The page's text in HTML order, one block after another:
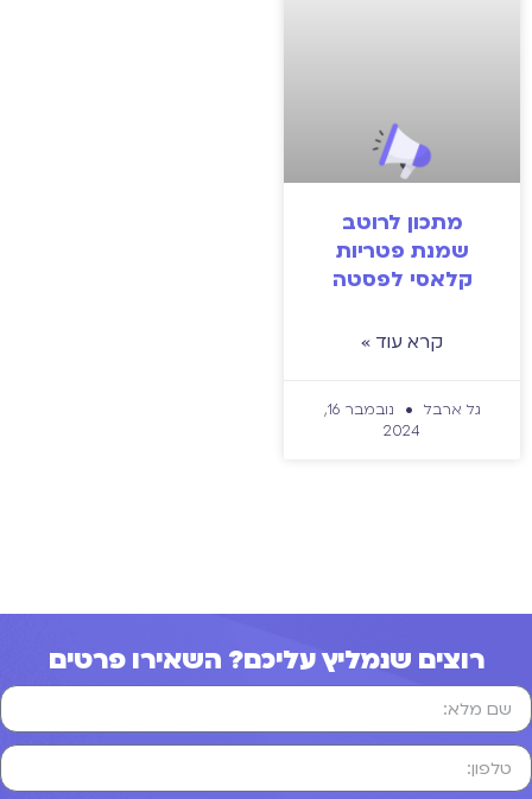
מתכון לרוטב
שמנת פטריות
קלאסי לפסטה
קרא עוד »
גל ארבל
נובמבר 16,
2024
רוצים שנמליץ עליכם? השאירו פרטים